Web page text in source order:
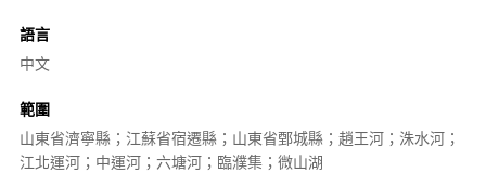
語言
中文
範圍
山東省濟寧縣；江蘇省宿遷縣；山東省鄄城縣；趙王河；洙水河；
江北運河；中運河；六塘河；臨濮集；微山湖